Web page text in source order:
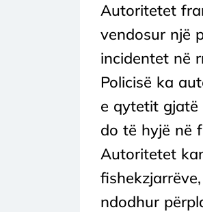
Autoritetet
vendosur një
incidentet në
Policisë ka
e qytetit gjatë
do të hyjë në
Autoritetet
ndodhur